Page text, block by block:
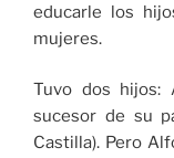
educarle los
mujeres.
Tuvo dos hijos:
sucesor de su
Castilla). Pero